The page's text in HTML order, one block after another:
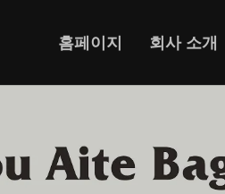
홈페이지 회사 소개